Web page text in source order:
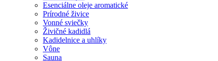
Esenciálne oleje aromatické
Prírodné živice
Vonné sviečky
Živičné kadidlá
Kadidelnice a uhlíky
Vône
Sauna